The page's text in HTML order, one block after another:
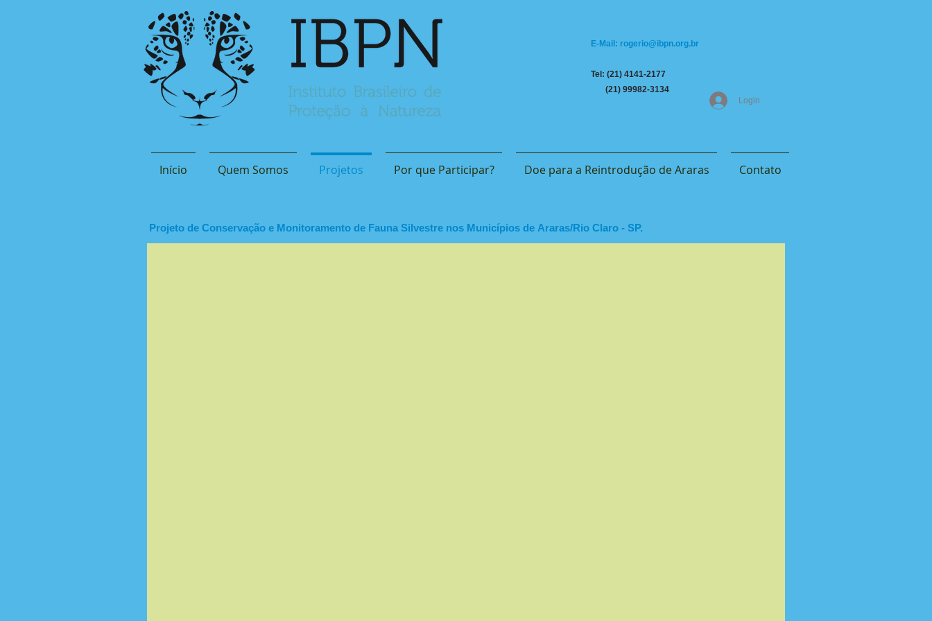
E-Mail: rogerio@ibpn.org.br
Tel: (21) 4141-2177
(21) 99982-3134
Login
Início Quem Somos Projetos Por que Participar? Doe para a Reintrodução de Araras Contato
Projeto de Conservação e Monitoramento de Fauna Silvestre nos Municípios de Araras/Rio Claro - SP.